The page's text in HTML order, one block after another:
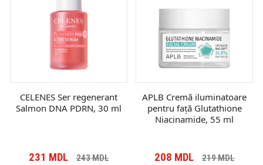
CELENES Ser regenerant
Salmon DNA PDRN, 30 ml
231 MDL 243MDL
APLB Cremă iluminatoare
pentru față Glutathione
Niacinamide, 55 ml
208 MDL 219MDL